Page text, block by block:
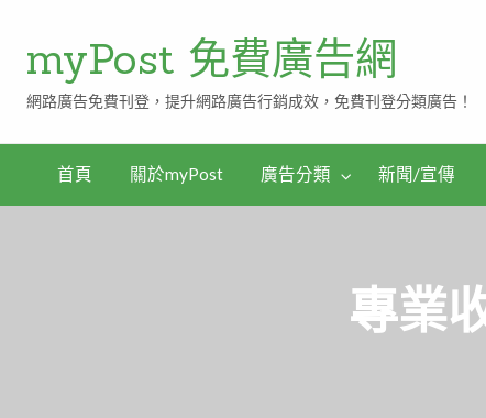
myPost 免費廣告網
網路廣告免費刊登，提升網路廣告行銷成效，免費刊登分類廣告！
首頁 關於myPost 廣告分類 新聞/宣傳
專業